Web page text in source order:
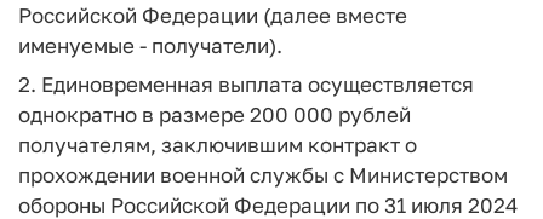
Российской Федерации (далее вместе
именуемые - получатели).
2. Единовременная выплата осуществляется
однократно в размере 200 000 рублей
получателям, заключившим контракт о
прохождении военной службы с Министерством
обороны Российской Федерации по 31 июля 2024